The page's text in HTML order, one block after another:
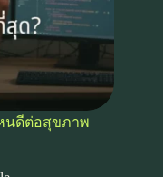
หนดีต่อสุขภาพ